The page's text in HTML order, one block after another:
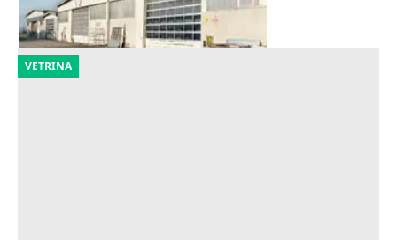
06/10/2026
VETRINA